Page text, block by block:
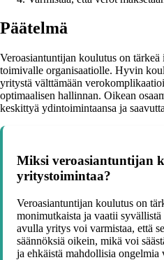
Päätelmä
Veroasiantuntijan koulutus on
toimivalle organisaatiolle. Hyvin
yritystä välttämään
optimaalisen hallinnan. Oikean
keskittyä ydintoimintaansa ja
Miksi veroasiantuntijan
yritystoimintaa?
Veroasiantuntijan koulutus on
monimutkaista ja vaatii syvällistä
avulla yritys voi varmistaa, että
säännöksiä oikein, mikä voi
ja ehkäistä mahdollisia ongelmia